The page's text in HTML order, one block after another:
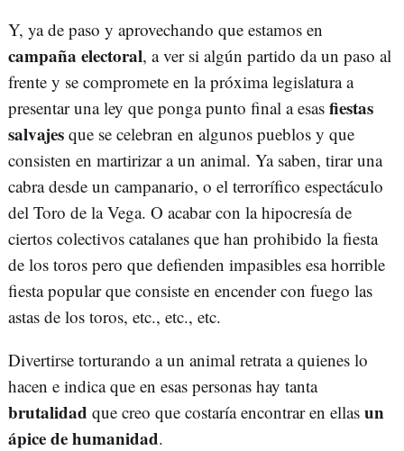
Y, ya de paso y aprovechando que estamos en
campaña electoral, a ver si algún partido da un paso al
frente y se compromete en la próxima legislatura a
presentar una ley que ponga punto final a esas fiestas
salvajes que se celebran en algunos pueblos y que
consisten en martirizar a un animal. Ya saben, tirar una
cabra desde un campanario, o el terrorífico espectáculo
del Toro de la Vega. O acabar con la hipocresía de
ciertos colectivos catalanes que han prohibido la fiesta
de los toros pero que defienden impasibles esa horrible
fiesta popular que consiste en encender con fuego las
astas de los toros, etc., etc., etc.
Divertirse torturando a un animal retrata a quienes lo
hacen e indica que en esas personas hay tanta
brutalidad que creo que costaría encontrar en ellas un
ápice de humanidad.